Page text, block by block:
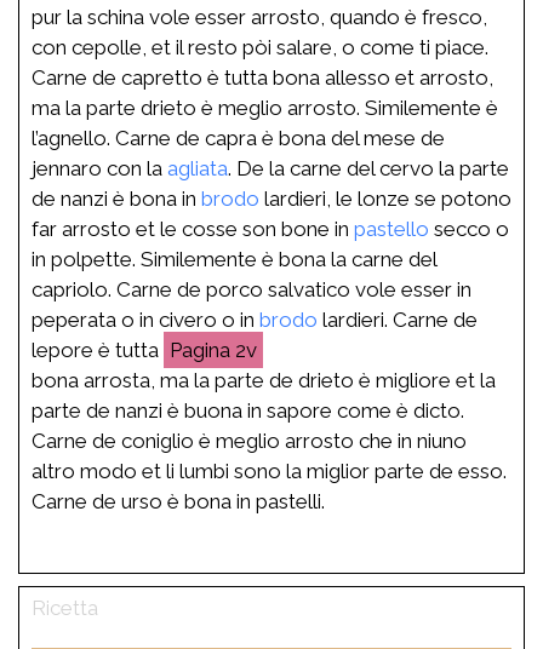
pur la schina vole esser arrosto, quando è fresco,
con cepolle, et il resto pòi salare, o come ti piace.
Carne de capretto è tutta bona allesso et arrosto,
ma la parte drieto è meglio arrosto. Similemente è
l’agnello. Carne de capra è bona del mese de
jennaro con la agliata. De la carne del cervo la parte
de nanzi è bona in brodo lardieri, le lonze se potono
far arrosto et le cosse son bone in pastello secco o
in polpette. Similemente è bona la carne del
capriolo. Carne de porco salvatico vole esser in
peperata o in civero o in brodo lardieri. Carne de
lepore è tutta
2v
bona arrosta, ma la parte de drieto è migliore et la
parte de nanzi è buona in sapore come è dicto.
Carne de coniglio è meglio arrosto che in niuno
altro modo et li lumbi sono la miglior parte de esso.
Carne de urso è bona in pastelli.